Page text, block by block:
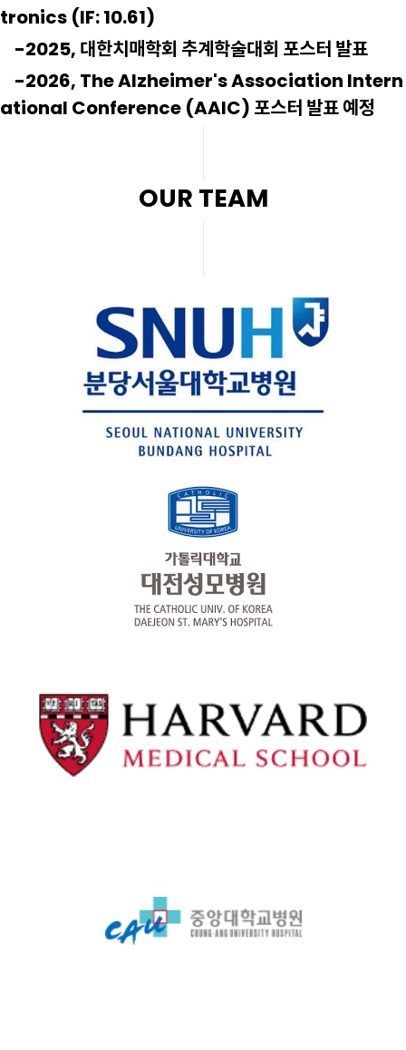
tronics (IF: 10.61)
-2025, 대한치매학회 추계학술대회 포스터 발표
-2026, The Alzheimer's Association Intern
ational Conference (AAIC) 포스터 발표 예정
OUR TEAM